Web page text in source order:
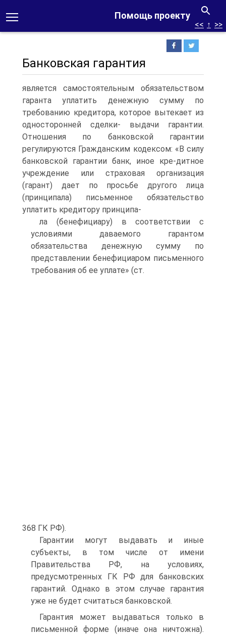
Помощь проекту
<< ↑ >>
Банковская гарантия
является самостоятельным обязательством
гаранта уплатить денежную сумму по
требованию кредитора, которое вытекает из
односторонней сделки- выдачи гарантии.
Отношения по банковской гарантии
регулируются Гражданским кодексом: «В силу
банковской гарантии банк, иное кре-дитное
учреждение или страховая организация
(гарант) дает по просьбе другого лица
(принципала) письменное обязательство
уплатить кредитору принципа-
ла (бенефициару) в соответствии с
условиями даваемого гарантом
обязательства денежную сумму по
представлении бенефициаром письменного
требования об ее уплате» (ст.
368 ГК РФ).
Гарантии могут выдавать и иные
субъекты, в том числе от имени
Правительства РФ, на условиях,
предусмотренных ГК РФ для банковских
гарантий. Однако в этом случае гарантия
уже не будет считаться банковской.
Гарантия может выдаваться только в
письменной форме (иначе она ничтожна).